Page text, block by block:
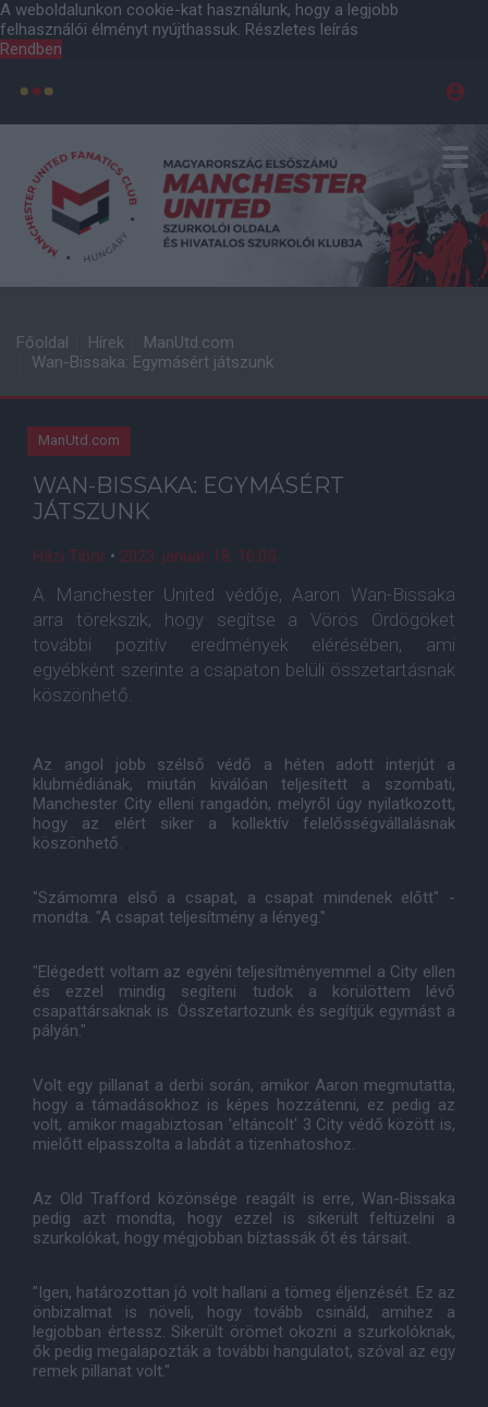
A weboldalunkon cookie-kat használunk, hogy a legjobb
felhasználói élményt nyújthassuk. Részletes leírás
Rendben
Főoldal Hírek
ManUtd.com
Wan-Bissaka: Egymásért játszunk
ManUtd.com
WAN-BISSAKA: EGYMÁSÉRT
JÁTSZUNK
Házi Tibor • 2023. január. 18. 16:05
A Manchester United védője, Aaron Wan-Bissaka
arra törekszik, hogy segítse a Vörös Ördögöket
további pozitív eredmények elérésében, ami
egyébként szerinte a csapaton belüli összetartásnak
köszönhető.
Az angol jobb szélső védő a héten adott interjút a
klubmédiának, miután kiválóan teljesített a szombati,
Manchester City elleni rangadón, melyről úgy nyilatkozott,
hogy az elért siker a kollektív felelősségvállalásnak
köszönhető.
"Számomra első a csapat, a csapat mindenek előtt" -
mondta. "A csapat teljesítmény a lényeg."
"Elégedett voltam az egyéni teljesítményemmel a City ellen
és ezzel mindig segíteni tudok a körülöttem lévő
csapattársaknak is. Összetartozunk és segítjük egymást a
pályán."
Volt egy pillanat a derbi során, amikor Aaron megmutatta,
hogy a támadásokhoz is képes hozzátenni, ez pedig az
volt, amikor magabiztosan 'eltáncolt' 3 City védő között is,
mielőtt elpasszolta a labdát a tizenhatoshoz.
Az Old Trafford közönsége reagált is erre, Wan-Bissaka
pedig azt mondta, hogy ezzel is sikerült feltüzelni a
szurkolókat, hogy mégjobban bíztassák őt és társait.
"Igen, határozottan jó volt hallani a tömeg éljenzését. Ez az
önbizalmat is növeli, hogy tovább csináld, amihez a
legjobban értessz. Sikerült örömet okozni a szurkolóknak,
ők pedig megalapozták a további hangulatot, szóval az egy
remek pillanat volt."